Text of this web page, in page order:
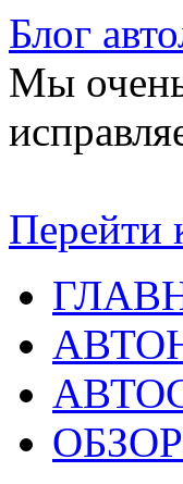
Блог
Мы
Перейти